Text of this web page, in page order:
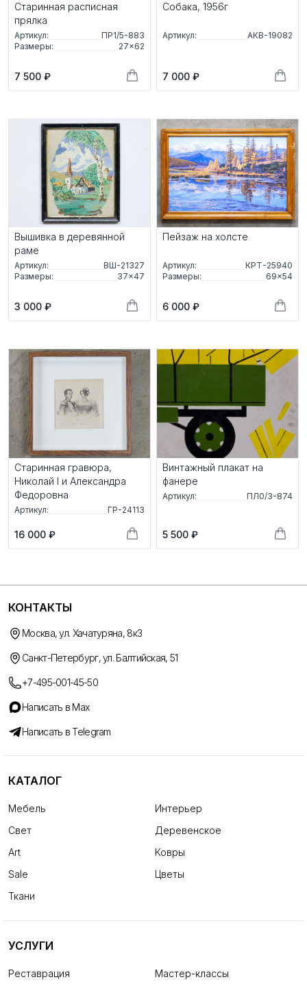
Старинная расписная
прялка
Артикул:
ПР1/5-883
Размеры:
27×62
7 500 ₽
Собака, 1956г
Артикул: АКВ-19082
7 000 ₽
Вышивка в деревянной
раме
Артикул:
ВШ-21327
Размеры:
37×47
3 000 ₽
Пейзаж на холсте
Артикул:
КРТ-25940
Размеры:
69×54
6 000 ₽
Старинная гравюра,
Николай I и Александра
Федоровна
Артикул: ГР-24113
16 000 ₽
Винтажный плакат на
фанере
Артикул: ПЛ0/3-874
5 500 ₽
КОНТАКТЫ
Москва, ул. Хачатуряна, 8к3
Санкт-Петербург, ул. Балтийская, 51
+7-495-001-45-50
Написать в Max
Написать в Telegram
КАТАЛОГ
Мебель
Интерьер
Свет
Деревенское
Art
Ковры
Sale
Цветы
Ткани
УСЛУГИ
Реставрация Мастер-классы